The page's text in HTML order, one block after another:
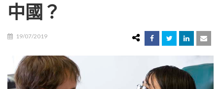
中國？
19/07/2019